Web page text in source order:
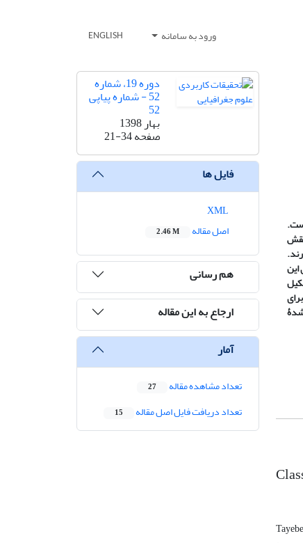
ورود به سامانه ENGLISH
دوره 19، شماره
52 - شماره پیاپی
52
بهار 1398
صفحه21-34
فایل ها
اصل مقاله
2.46 M
هم رسانی
ارجاع به این مقاله
آمار
تعداد مشاهده مقاله 27
تعداد دریافت فایل اصل مقاله 15